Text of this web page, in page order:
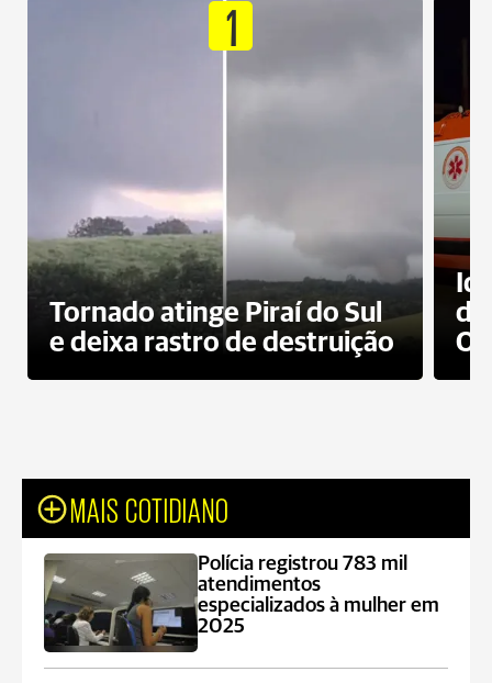
1
Tornado atinge Piraí do Sul
e deixa rastro de destruição
MAIS COTIDIANO
Polícia registrou 783 mil
atendimentos
especializados à mulher em
2025